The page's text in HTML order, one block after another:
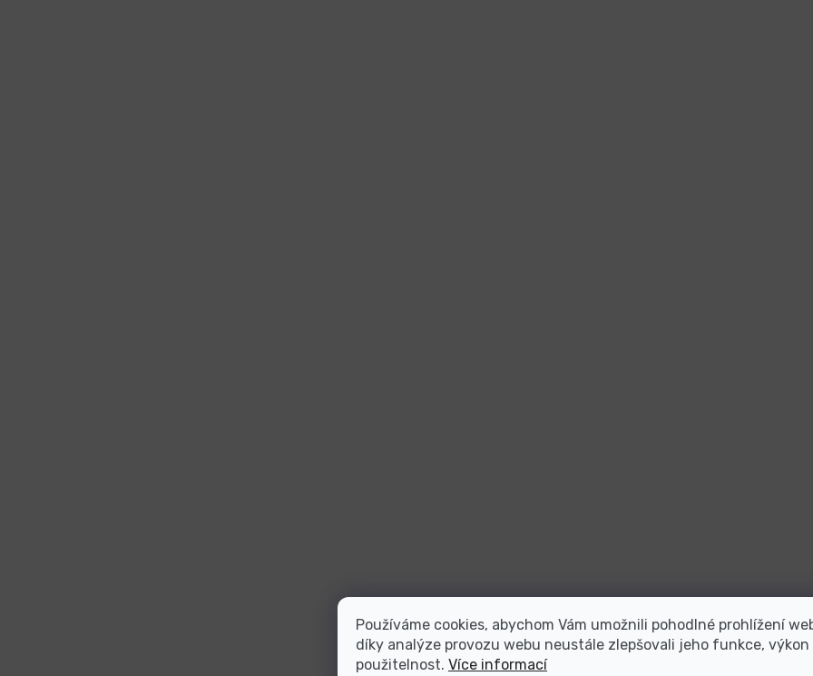
Používáme cookies, abychom Vám umožnili pohodlné prohlížení
díky analýze provozu webu neustále zlepšovali jeho funkce, výkon
použitelnost. Více informací